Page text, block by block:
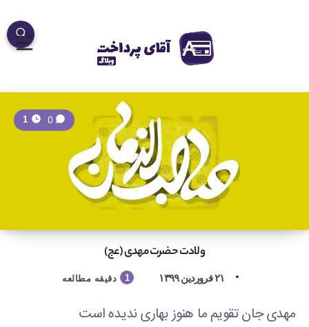
0
ولادت حضرت مهدی (عج)
۲۱ فروردین ۱۳۹۹ 1 دقیقه مطالعه
مهدی جان تقویم ما هنوز بهاری ندیده است